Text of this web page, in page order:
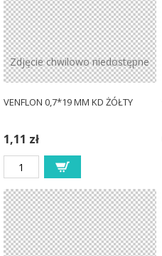
Zdjęcie chwilowo niedostępne
VENFLON 0,7*19 MM KD ŻÓŁTY
1,11 zł